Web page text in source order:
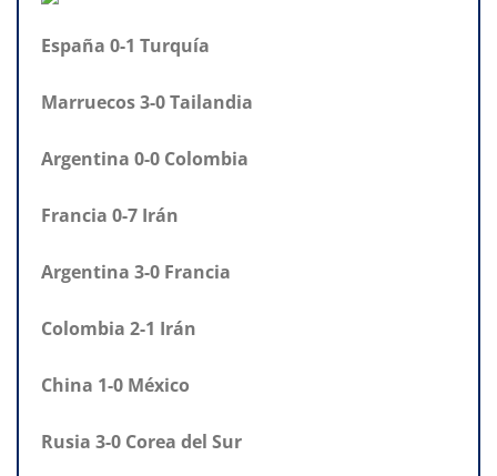
España 0-1 Turquía
Marruecos 3-0 Tailandia
Argentina 0-0 Colombia
Francia 0-7 Irán
Argentina 3-0 Francia
Colombia 2-1 Irán
China 1-0 México
Rusia 3-0 Corea del Sur